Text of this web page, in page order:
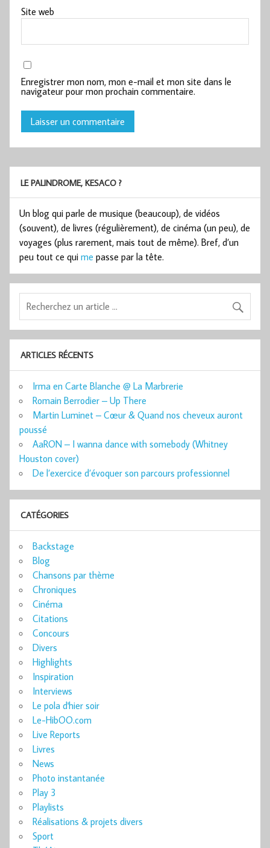
Site web
Enregistrer mon nom, mon e-mail et mon site dans le
navigateur pour mon prochain commentaire.
LE PALINDROME, KESACO ?
Un blog qui parle de musique (beaucoup), de vidéos
(souvent), de livres (régulièrement), de cinéma (un peu), de
voyages (plus rarement, mais tout de même). Bref, d’un
peu tout ce qui me passe par la tête.
ARTICLES RÉCENTS
Irma en Carte Blanche @ La Marbrerie
Romain Berrodier – Up There
Martin Luminet – Cœur & Quand nos cheveux auront
poussé
AaRON – I wanna dance with somebody (Whitney
Houston cover)
De l’exercice d’évoquer son parcours professionnel
CATÉGORIES
Backstage
Blog
Chansons par thème
Chroniques
Cinéma
Citations
Concours
Divers
Highlights
Inspiration
Interviews
Le pola d'hier soir
Le-HibOO.com
Live Reports
Livres
News
Photo instantanée
Play 3
Playlists
Réalisations & projets divers
Sport